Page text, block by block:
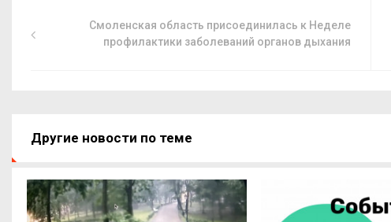
Смоленская область присоединилась к Неделе
профилактики заболеваний органов дыхания
Другие новости по теме